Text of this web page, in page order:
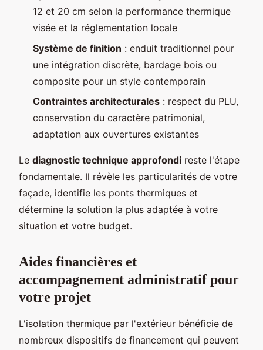
12 et 20 cm selon la performance thermique
visée et la réglementation locale
Système de finition : enduit traditionnel pour
une intégration discrète, bardage bois ou
composite pour un style contemporain
Contraintes architecturales : respect du PLU,
conservation du caractère patrimonial,
adaptation aux ouvertures existantes
Le diagnostic technique approfondi reste l'étape
fondamentale. Il révèle les particularités de votre
façade, identifie les ponts thermiques et
détermine la solution la plus adaptée à votre
situation et votre budget.
Aides financières et
accompagnement administratif pour
votre projet
L'isolation thermique par l'extérieur bénéficie de
nombreux dispositifs de financement qui peuvent